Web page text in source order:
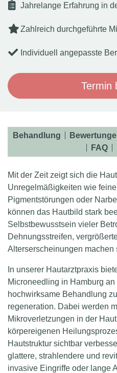
Jahrelange Erfahrung in
Zahlreich durchgeführte
Individuell angepasste
Termin
Behandlung
FAQ
Mit der Zeit zeigt sich die
Unregelmäßigkeiten wie
Pigmentstörungen oder
können das Hautbild stark
Selbstbewusstsein vieler
Dehnungsstreifen,
Alterserscheinungen machen
In unserer Hautarztpraxis
Microneedling in Hamburg an
hochwirksame Behandlung
regeneration. Dabei werden
Mikroverletzungen in der
körpereigenen
Hautstruktur sichtbar
glattere, strahlendere und
invasive Eingriffe oder lange